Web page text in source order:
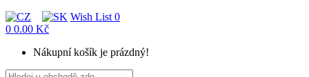
Wish List 0
0 0.00 Kč
Nákupní košík je prázdný!